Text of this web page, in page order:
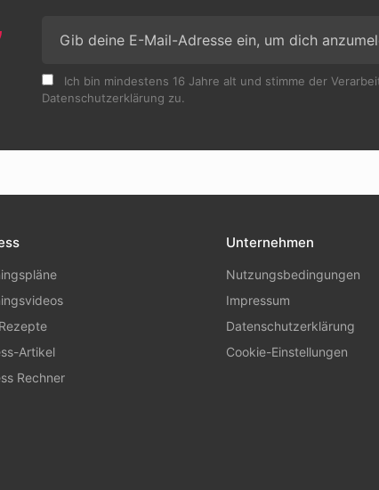
Ich bin mindestens 16 Jahre alt und stimme der
Datenschutzerklärung zu.
Artikel
Rechner
Unternehmen
Nutzungsbedingungen
Impressum
Datenschutzerklärung
Cookie-Einstellungen